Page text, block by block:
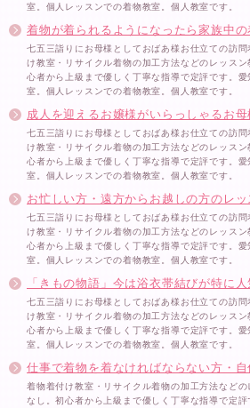
室。個人レッスンでの着物教室。個人教室です。
着物が着られるようになったら家族中
七五三詣りにお母様としておばあ様お仕立ての訪
け教室・リサイクル着物の加工方法などのレッス
心者から上級まで優しく丁寧な指導で定評です。
室。個人レッスンでの着物教室。個人教室です。
成人を迎えるお嬢様がいらっしゃるお母
七五三詣りにお母様としておばあ様お仕立ての訪
け教室・リサイクル着物の加工方法などのレッス
心者から上級まで優しく丁寧な指導で定評です。
室。個人レッスンでの着物教室。個人教室です。
お忙しい方・遠方からお越しの方のレ
七五三詣りにお母様としておばあ様お仕立ての訪
け教室・リサイクル着物の加工方法などのレッス
心者から上級まで優しく丁寧な指導で定評です。
室。個人レッスンでの着物教室。個人教室です。
「きもの物語」今は浴衣帯結びが特に人
七五三詣りにお母様としておばあ様お仕立ての訪
け教室・リサイクル着物の加工方法などのレッス
心者から上級まで優しく丁寧な指導で定評です。
室。個人レッスンでの着物教室。個人教室です。
仕事で着物を着なければならない方・自
着物着付け教室・リサイクル着物の加工方法など
なし。初心者から上級まで優しく丁寧な指導で定